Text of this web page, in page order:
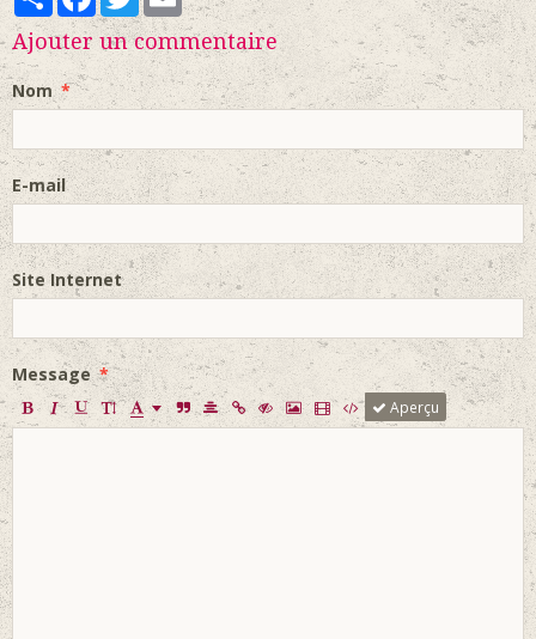
Ajouter un commentaire
Nom
E-mail
Site Internet
Message
Aperçu